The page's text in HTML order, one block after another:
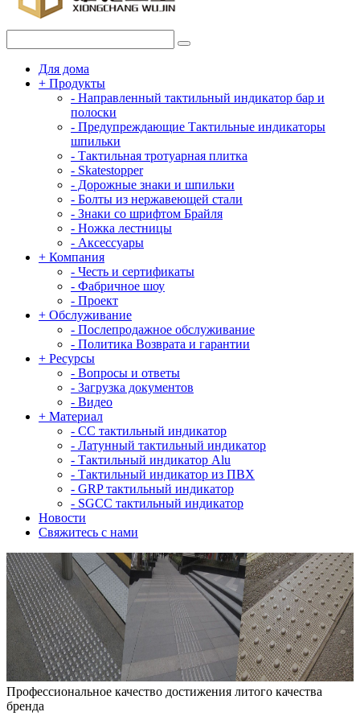
Для дома
+ Продукты
- Направленный тактильный индикатор бар и
полоски
- Предупреждающие Тактильные индикаторы
шпильки
- Тактильная тротуарная плитка
- Skatestopper
- Дорожные знаки и шпильки
- Болты из нержавеющей стали
- Знаки со шрифтом Брайля
- Ножка лестницы
- Аксессуары
+ Компания
- Честь и сертификаты
- Фабричное шоу
- Проект
+ Обслуживание
- Послепродажное обслуживание
- Политика Возврата и гарантии
+ Ресурсы
- Вопросы и ответы
- Загрузка документов
- Видео
+ Материал
- СС тактильный индикатор
- Латунный тактильный индикатор
- Тактильный индикатор Alu
- Тактильный индикатор из ПВХ
- GRP тактильный индикатор
- SGCC тактильный индикатор
Новости
Свяжитесь с нами
Профессиональное качество достижения литого качества
бренда